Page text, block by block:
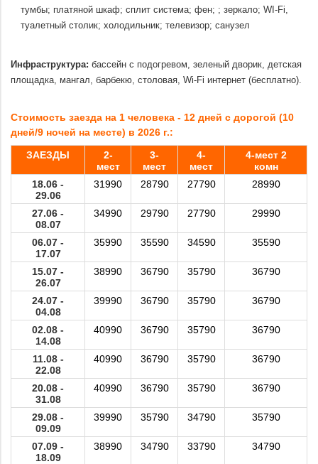
тумбы; платяной шкаф; сплит система; фен; ; зеркало; WI-Fi,
туалетный столик; холодильник; телевизор; санузел
Инфраструктура: бассейн с подогревом, зеленый дворик, детская
площадка, мангал, барбекю, столовая, Wi-Fi интернет (бесплатно).
Стоимость заезда на 1 человека - 12 дней с дорогой (10
дней/9 ночей на месте) в 2026 г.:
ЗАЕЗДЫ
2-
мест
3-
мест
4-
мест
4-мест 2
комн
18.06 -
29.06
31990 28790 27790 28990
27.06 -
08.07
34990 29790 27790 29990
06.07 -
17.07
35990 35590 34590 35590
15.07 -
26.07
38990 36790 35790 36790
24.07 -
04.08
39990 36790 35790 36790
02.08 -
14.08
40990 36790 35790 36790
11.08 -
22.08
40990 36790 35790 36790
20.08 -
31.08
40990 36790 35790 36790
29.08 -
09.09
39990 35790 34790 35790
07.09 -
18.09
38990 34790 33790 34790